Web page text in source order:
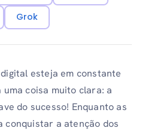
Grok
esteja em constante
coisa muito clara: a
do sucesso! Enquanto as
conquistar a atenção dos